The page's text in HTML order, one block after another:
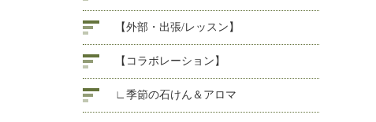
【外部・出張/レッスン】
【コラボレーション】
∟季節の石けん＆アロマ